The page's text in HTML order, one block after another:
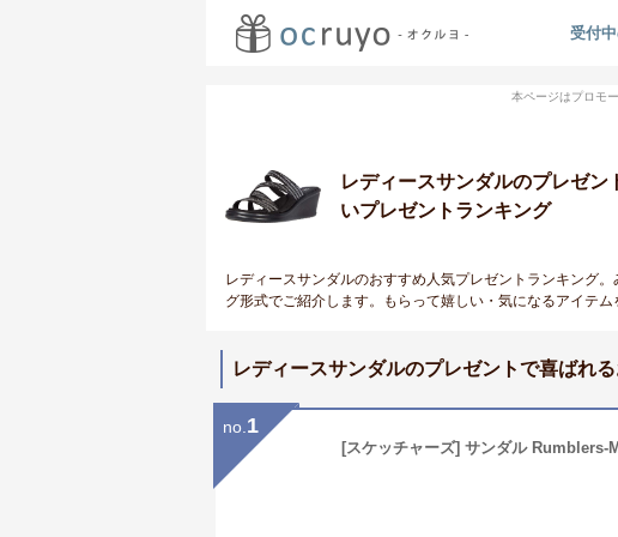
受付
本ページはプロモ
レディースサンダルのプレゼ
いプレゼントランキング
レディースサンダルのおすすめ人気プレゼントランキング
グ形式でご紹介します。もらって嬉しい・気になるアイテム
レディースサンダルのプレゼントで喜ばれ
no. 1
[スケッチャーズ] サンダル